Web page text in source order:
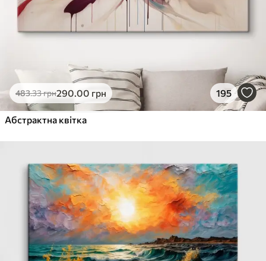
483.33грн290.00 грн 195
Абстрактна квітка